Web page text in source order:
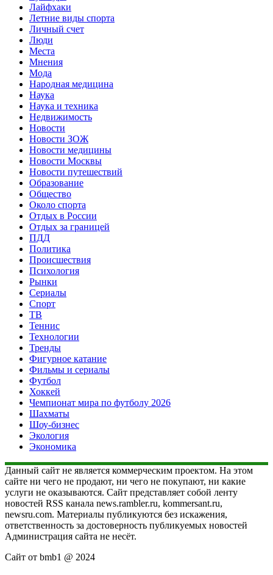
Лайфхаки
Летние виды спорта
Личный счет
Люди
Места
Мнения
Мода
Народная медицина
Наука
Наука и техника
Недвижимость
Новости
Новости ЗОЖ
Новости медицины
Новости Москвы
Новости путешествий
Образование
Общество
Около спорта
Отдых в России
Отдых за границей
ПДД
Политика
Происшествия
Психология
Рынки
Сериалы
Спорт
ТВ
Теннис
Технологии
Тренды
Фигурное катание
Фильмы и сериалы
Футбол
Хоккей
Чемпионат мира по футболу 2026
Шахматы
Шоу-бизнес
Экология
Экономика
Данный сайт не является коммерческим проектом. На этом
сайте ни чего не продают, ни чего не покупают, ни какие
услуги не оказываются. Сайт представляет собой ленту
новостей RSS канала news.rambler.ru, kommersant.ru,
newsru.com. Материалы публикуются без искажения,
ответственность за достоверность публикуемых новостей
Администрация сайта не несёт.
Сайт от bmb1 @ 2024